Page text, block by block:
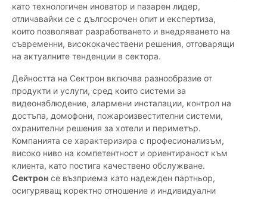
като технологичен иноватор и пазарен лидер,
отличавайки се с дългосрочен опит и експертиза,
които позволяват разработването и внедряването на
съвременни, висококачествени решения, отговарящи
на актуалните тенденции в сектора.
Дейността на Сектрон включва разнообразие от
продукти и услуги, сред които системи за
видеонаблюдение, алармени инсталации, контрол на
достъпа, домофони, пожароизвестителни системи,
охранителни решения за хотели и периметър.
Компанията се характеризира с професионализъм,
високо ниво на компетентност и ориентираност към
клиента, като постига качествено обслужване.
Сектрон се възприема като надежден партньор,
осигуряващ коректно отношение и индивидуални